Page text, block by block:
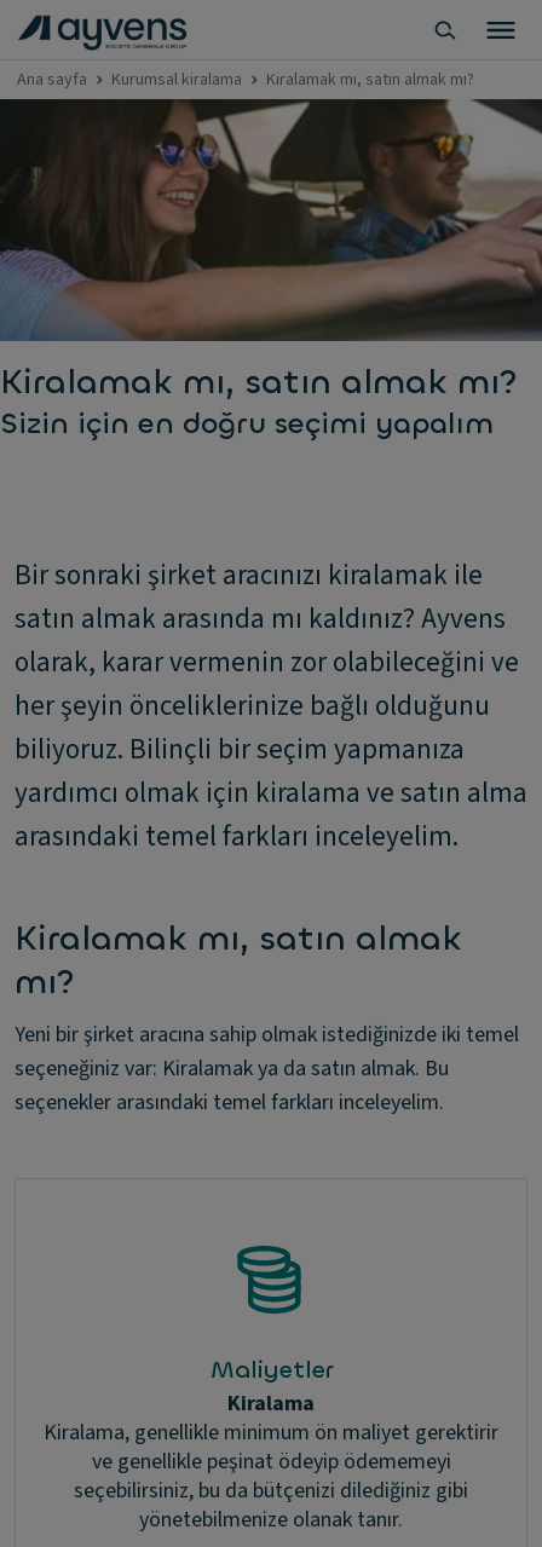
Ana sayfa Kurumsal kiralama Kiralamak mı, satın almak mı?
Kiralamak mı, satın almak mı?
Sizin için en doğru seçimi yapalım
Bir sonraki şirket aracınızı kiralamak ile
satın almak arasında mı kaldınız? Ayvens
olarak, karar vermenin zor olabileceğini ve
her şeyin önceliklerinize bağlı olduğunu
biliyoruz. Bilinçli bir seçim yapmanıza
yardımcı olmak için kiralama ve satın alma
arasındaki temel farkları inceleyelim.
Kiralamak mı, satın almak
mı?
Yeni bir şirket aracına sahip olmak istediğinizde iki temel
seçeneğiniz var: Kiralamak ya da satın almak. Bu
seçenekler arasındaki temel farkları inceleyelim.
Maliyetler
Kiralama
Kiralama, genellikle minimum ön maliyet gerektirir
ve genellikle peşinat ödeyip ödememeyi
seçebilirsiniz, bu da bütçenizi dilediğiniz gibi
yönetebilmenize olanak tanır.